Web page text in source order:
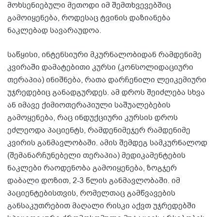
მოხსენიებული მეთოდი იმ შემთხვევებშიც
გამოიყენება, როდესაც ტვინის დაზიანება
ნაკლებად სავარაუდოა.
საწყისი, ინტენსიური მკურნალობიდან რამდენიმე
კვირაში დამატებითი კურსი (კონსოლიდაციური
თერაპია) ინიშნება, რათა დარჩენილი ლეიკემიური
უჯრედებიც განადგურდეს. ამ დროს შეიძლება სხვა
ან იმავე ქიმიოთერაპიული საშუალებების
გამოყენება, რაც ინდუქციური კურსის დროს
ეძლეოდა პაციენტს, რამდენიმეჯერ რამდენიმე
კვირის განმავლობაში. ამის შემდეგ სამკურნალოდ
(შემანარჩუნებელი თერაპია) მედიკამენტების
ნაკლები რაოდენობა გამოიყენება, ზოგჯერ
დაბალი დოზით, 2-3 წლის განმავლობაში. იმ
პაციენტებისთვის, რომელთაც გამწვავების
განსაკუთრებით მაღალი რისკი აქვთ უჯრედებში